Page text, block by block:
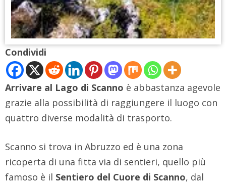
Condividi
Arrivare al Lago di Scanno è abbastanza agevole
grazie alla possibilità di raggiungere il luogo con
quattro diverse modalità di trasporto.
Scanno si trova in Abruzzo ed è una zona
ricoperta di una fitta via di sentieri, quello più
famoso è il Sentiero del Cuore di Scanno, dal